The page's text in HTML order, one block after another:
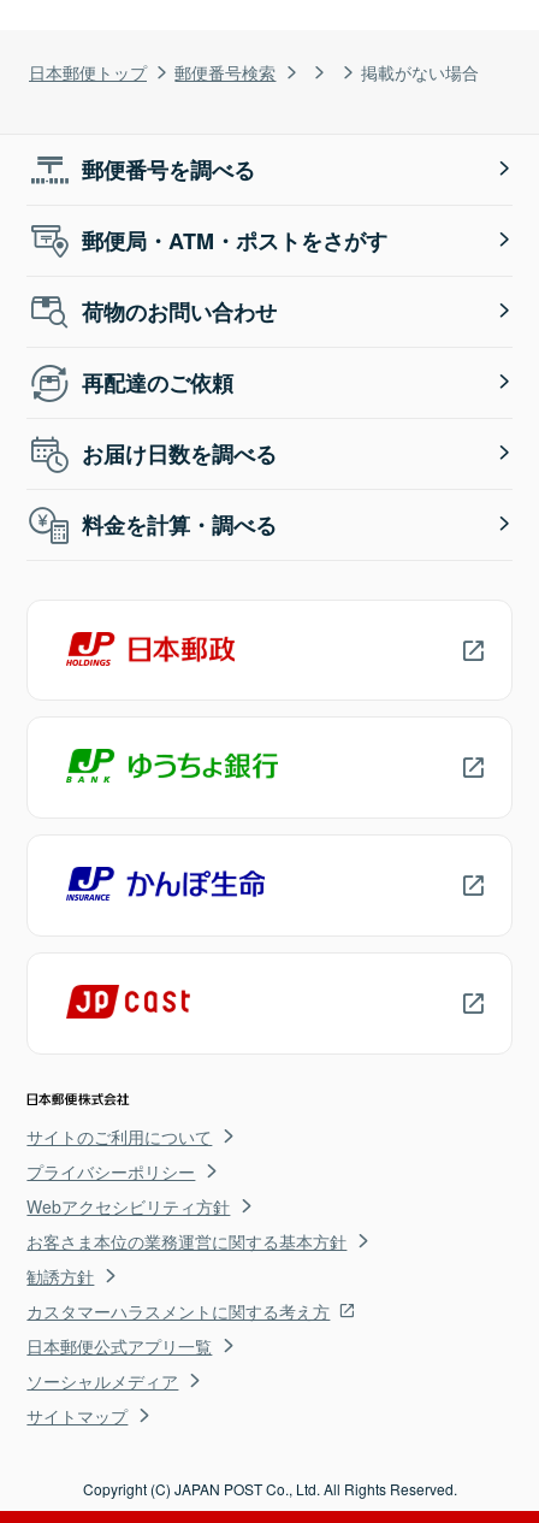
日本郵便トップ 郵便番号検索 掲載がない場合
郵便番号を調べる
郵便局・ATM・ポストをさがす
荷物のお問い合わせ
再配達のご依頼
お届け日数を調べる
料金を計算・調べる
サイトのご利用について
プライバシーポリシー
Webアクセシビリティ方針
お客さま本位の業務運営に関する基本方針
勧誘方針
カスタマーハラスメントに関する考え方
日本郵便公式アプリ一覧
ソーシャルメディア
サイトマップ
Copyright (C) JAPAN POST Co., Ltd. All Rights Reserved.